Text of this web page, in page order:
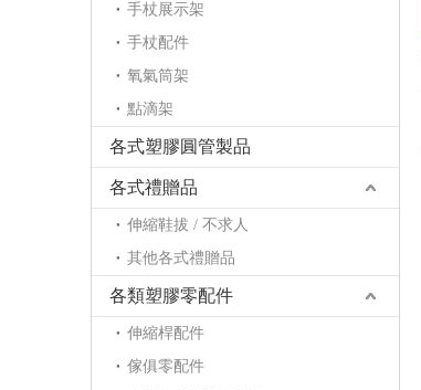
手杖展示架
手杖配件
氧氣筒架
點滴架
各式塑膠圓管製品
各式禮贈品
伸縮鞋拔 / 不求人
其他各式禮贈品
各類塑膠零配件
伸縮桿配件
傢俱零配件